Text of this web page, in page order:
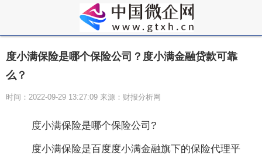
度小满保险是哪个保险公司？度小满金融贷款可靠
么？
时间：2022-09-29 13:27:09 来源：财报分析网
度小满保险是哪个保险公司?
度小满保险是百度度小满金融旗下的保险代理平